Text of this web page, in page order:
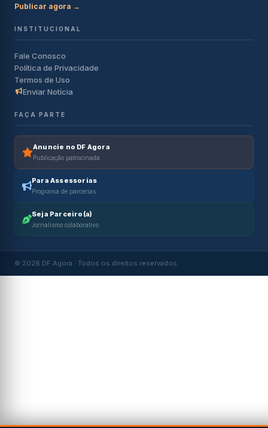
Publicar agora →
INSTITUCIONAL
Fale Conosco
Política de Privacidade
Termos de Uso
Enviar Notícia
FAÇA PARTE
Anuncie no DF Agora
Publicação patrocinada
Para Assessorias
Programa de parcerias
Seja Parceiro(a)
Jornalismo colaborativo
© 2026 DF Agora · Todos os direitos reservados